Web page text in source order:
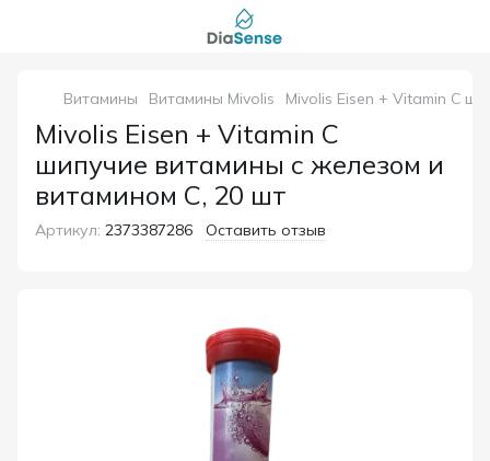
Витамины Витамины Mivolis Mivolis Eisen + Vitamin C
Mivolis Eisen + Vitamin C
шипучие витамины с железом и
витамином C, 20 шт
Артикул: 2373387286 Оставить отзыв